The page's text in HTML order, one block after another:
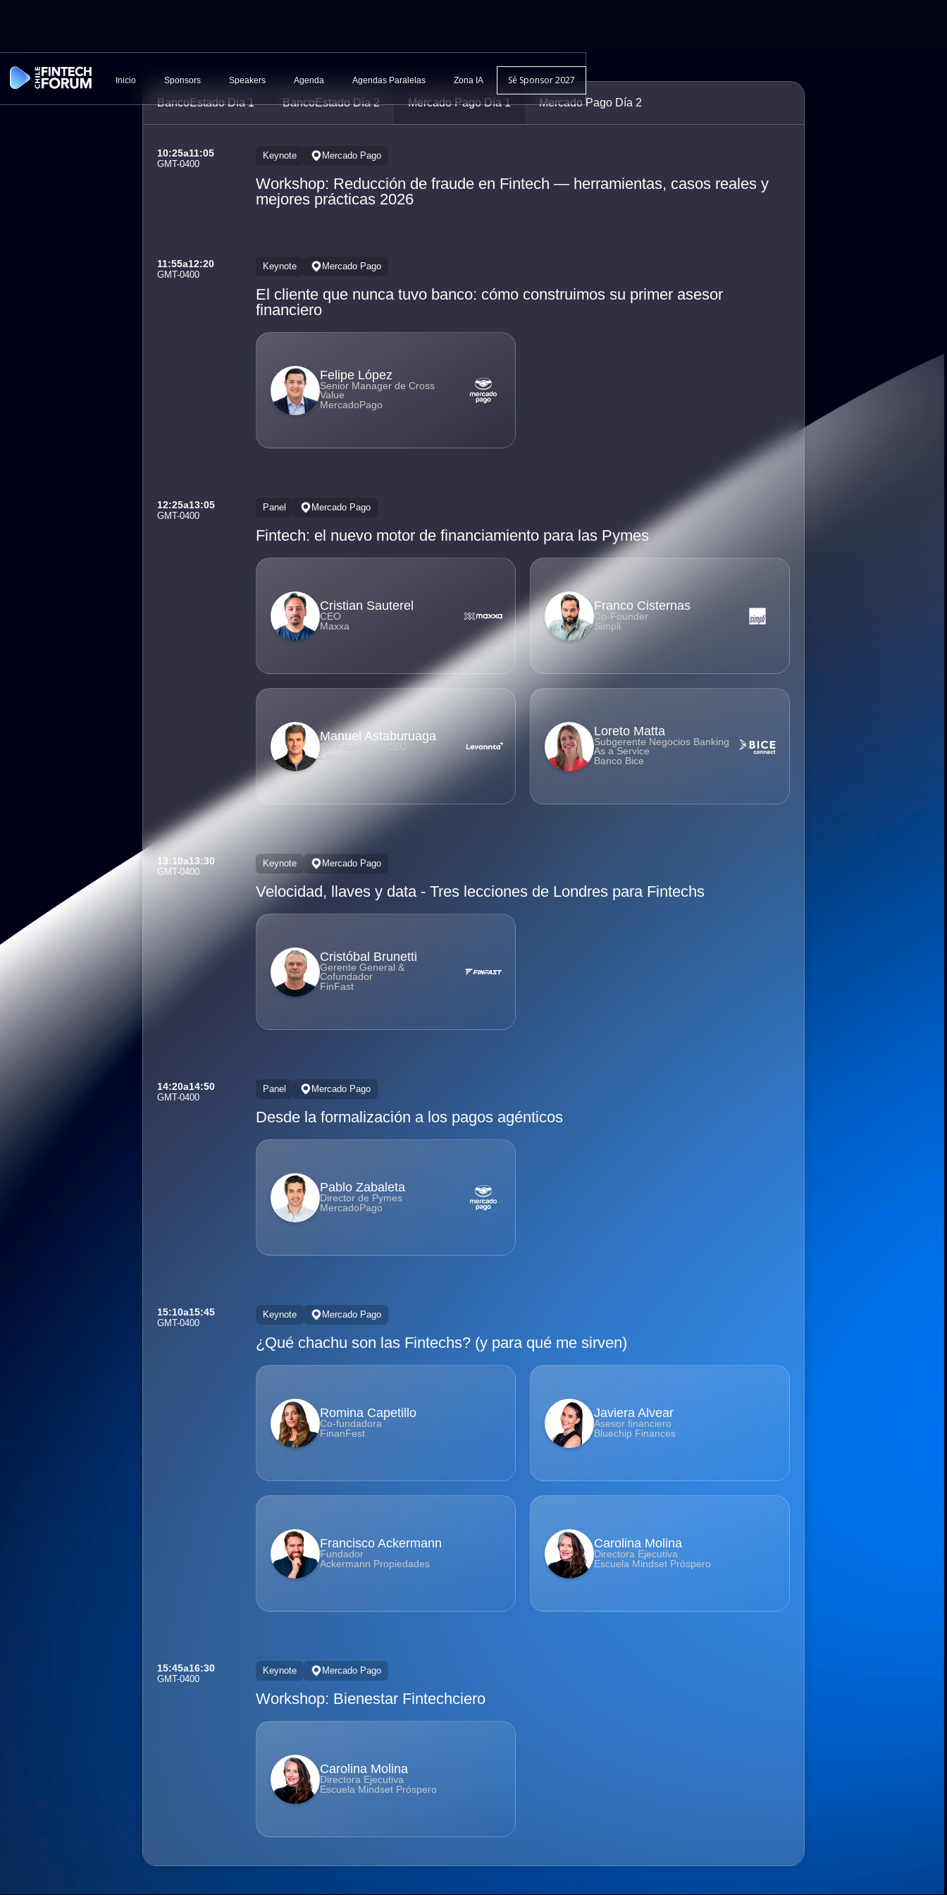
Inicio Sponsors Speakers Agenda Agendas Paralelas Zona IA
Sé Sponsor 2027
BancoEstado Día 1
BancoEstado Día 2 Mercado Pago Día 1 Mercado Pago Día 2
10:25a11:05
GMT-0400
Keynote Mercado Pago
Workshop: Reducción de fraude en Fintech — herramientas, casos reales y
mejores prácticas 2026
11:55a12:20
GMT-0400
Keynote Mercado Pago
El cliente que nunca tuvo banco: cómo construimos su primer asesor
financiero
Felipe López
Senior Manager de Cross
Value
MercadoPago
12:25a13:05
GMT-0400
Panel Mercado Pago
Fintech: el nuevo motor de financiamiento para las Pymes
Cristian Sauterel
CEO
Maxxa
Franco Cisternas
Co-Founder
Simpli
Manuel Astaburuaga
Co-Founder & CEO
Loreto Matta
Subgerente Negocios Banking
As a Service
Banco Bice
13:10a13:30
GMT-0400
Keynote Mercado Pago
Velocidad, llaves y data - Tres lecciones de Londres para Fintechs
Cristóbal Brunetti
Gerente General &
Cofundador
FinFast
14:20a14:50
GMT-0400
Panel Mercado Pago
Desde la formalización a los pagos agénticos
Pablo Zabaleta
Director de Pymes
MercadoPago
15:10a15:45
GMT-0400
Keynote Mercado Pago
¿Qué chachu son las Fintechs? (y para qué me sirven)
Romina Capetillo
Co-fundadora
FinanFest
Javiera Alvear
Asesor financiero
Bluechip Finances
Francisco Ackermann
Fundador
Ackermann Propiedades
Carolina Molina
Directora Ejecutiva
Escuela Mindset Próspero
15:45a16:30
GMT-0400
Keynote Mercado Pago
Workshop: Bienestar Fintechciero
Carolina Molina
Directora Ejecutiva
Escuela Mindset Próspero